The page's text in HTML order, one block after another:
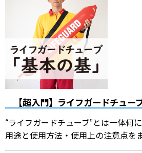
【超入門】ライフガードチュー
“ライフガードチューブ”とは一体何
用途と使用方法・使用上の注意点を